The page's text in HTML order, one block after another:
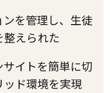
を管理し、生徒
整えられた
イトを簡単に切
ド環境を実現